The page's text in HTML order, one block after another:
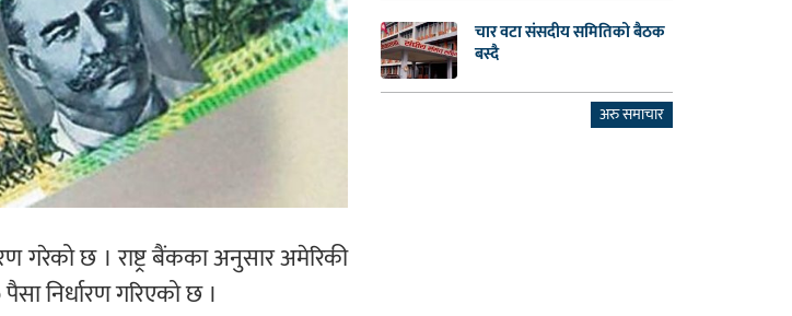
गरेको छ । राष्ट्र बैंकका अनुसार अमेरिकी
निर्धारण गरिएको छ ।
चार वटा संसदीय समितिको बैठक
बस्दै
अरु समाचार